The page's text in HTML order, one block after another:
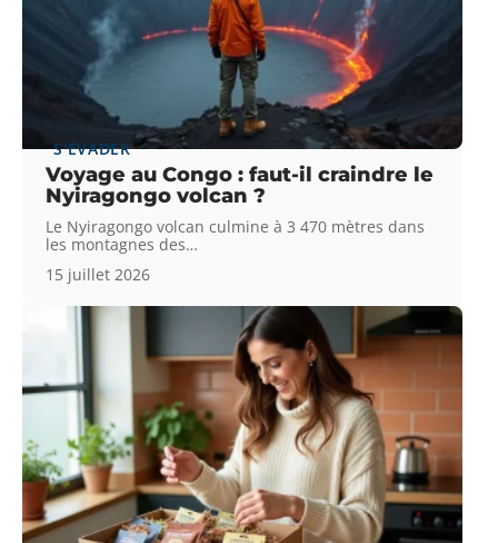
S'ÉVADER
Voyage au Congo : faut-il craindre le
Nyiragongo volcan ?
Le Nyiragongo volcan culmine à 3 470 mètres dans
les montagnes des…
15 juillet 2026